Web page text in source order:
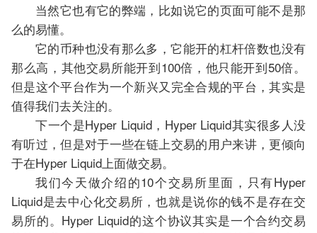
当然它也有它的弊端，比如说它的页面可能不是那
么的易懂。
它的币种也没有那么多，它能开的杠杆倍数也没有
那么高，其他交易所能开到100倍，他只能开到50倍。
但是这个平台作为一个新兴又完全合规的平台，其实是
值得我们去关注的。
下一个是Hyper Liquid，Hyper Liquid其实很多人没
有听过，但是对于一些在链上交易的用户来讲，更倾向
于在Hyper Liquid上面做交易。
我们今天做介绍的10个交易所里面，只有Hyper
Liquid是去中心化交易所，也就是说你的钱不是存在交
易所的。Hyper Liquid的这个协议其实是一个合约交易